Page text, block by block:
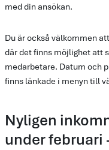
med din ansökan.
Du är också välkommen
där det finns möjlighet att
medarbetare. Datum och
finns länkade i menyn till
Nyligen
under februari